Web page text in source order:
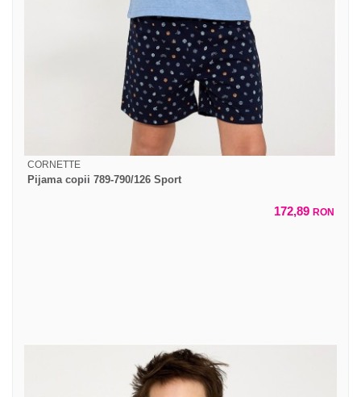
CORNETTE
Pijama copii 789-790/126 Sport
172,89 RON